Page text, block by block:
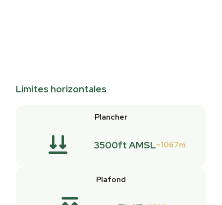
Limites horizontales
Plancher
3500ft AMSL 1067m
Plafond